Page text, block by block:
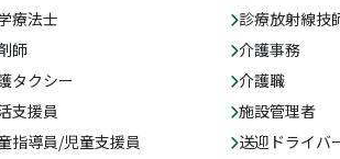
療法士
診療放射線技
師
介護事務
タクシー
介護職
支援員
施設管理者
指導員/児童支援員
送迎ドライバ